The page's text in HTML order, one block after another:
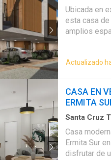
Tercera
terraza
EasyBroker
Ubicada en
esta casa
amplios
Recámara
en tercer
Jardín
privado - Facilidad
Colonia
Actualizado
CASA EN
ERMITA
Santa Cruz
Casa
Ermita Sur
disfrutar de un